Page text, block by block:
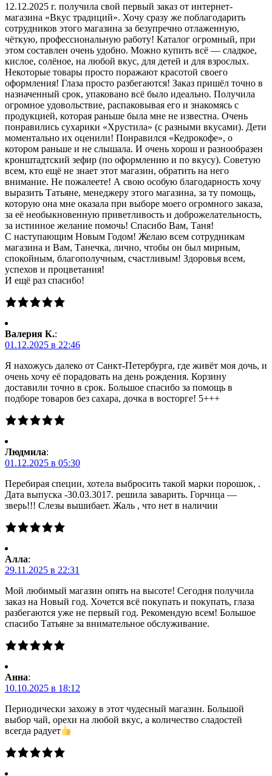
12.12.2025 г. получила свой первый заказ от интернет-
магазина «Вкус традиций». Хочу сразу же поблагодарить
сотрудников этого магазина за безупречно отлаженную,
чёткую, профессиональную работу! Каталог огромный, при
этом составлен очень удобно. Можно купить всё — сладкое,
кислое, солёное, на любой вкус, для детей и для взрослых.
Некоторые товары просто поражают красотой своего
оформления! Глаза просто разбегаются! Заказ пришёл точно в
назначенный срок, упаковано всё было идеально. Получила
огромное удовольствие, распаковывая его и знакомясь с
продукцией, которая раньше была мне не известна. Очень
понравились сухарики «Хрустила» (с разными вкусами). Дети
моментально их оценили! Понравился «Кедрокофе», о
котором раньше и не слышала. И очень хорош и разнообразен
кронштадтский зефир (по оформлению и по вкусу). Советую
всем, кто ещё не знает этот магазин, обратить на него
внимание. Не пожалеете! А свою особую благодарность хочу
выразить Татьяне, менеджеру этого магазина, за ту помощь,
которую она мне оказала при выборе моего огромного заказа,
за её необыкновенную приветливость и доброжелательность,
за истинное желание помочь! Спасибо Вам, Таня!
С наступающим Новым Годом! Желаю всем сотрудникам
магазина и Вам, Танечка, лично, чтобы он был мирным,
спокойным, благополучным, счастливым! Здоровья всем,
успехов и процветания!
И ещё раз спасибо!
Валерия К.:
01.12.2025 в 22:46
Я нахожусь далеко от Санкт-Петербурга, где живёт моя дочь, и
очень хочу её порадовать на день рождения. Корзину
доставили точно в срок. Большое спасибо за помощь в
подборе товаров без сахара, дочка в восторге! 5+++
Людмила:
01.12.2025 в 05:30
Перебирая специи, хотела выбросить такой марки порошок, .
Дата выпуска -30.03.3017. решила заварить. Горчица —
зверь!!! Слезы вышибает. Жаль , что нет в наличии
Алла:
29.11.2025 в 22:31
Мой любимый магазин опять на высоте! Сегодня получила
заказ на Новый год. Хочется всё покупать и покупать, глаза
разбегаются уже не первый год. Рекомендую всем! Большое
спасибо Татьяне за внимательное обслуживание.
Анна:
10.10.2025 в 18:12
Периодически захожу в этот чудесный магазин. Большой
выбор чай, орехи на любой вкус, а количество сладостей
всегда радует